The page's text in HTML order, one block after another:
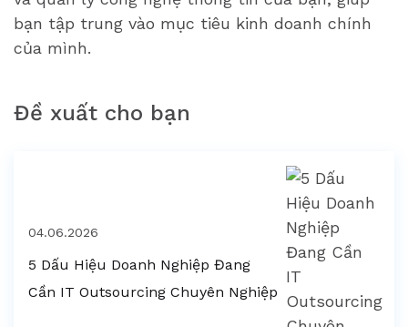
bạn tập trung vào mục tiêu kinh doanh chính
của mình.
Đề xuất cho bạn
04.06.2026
5 Dấu Hiệu Doanh Nghiệp Đang
Cần IT Outsourcing Chuyên Nghiệp